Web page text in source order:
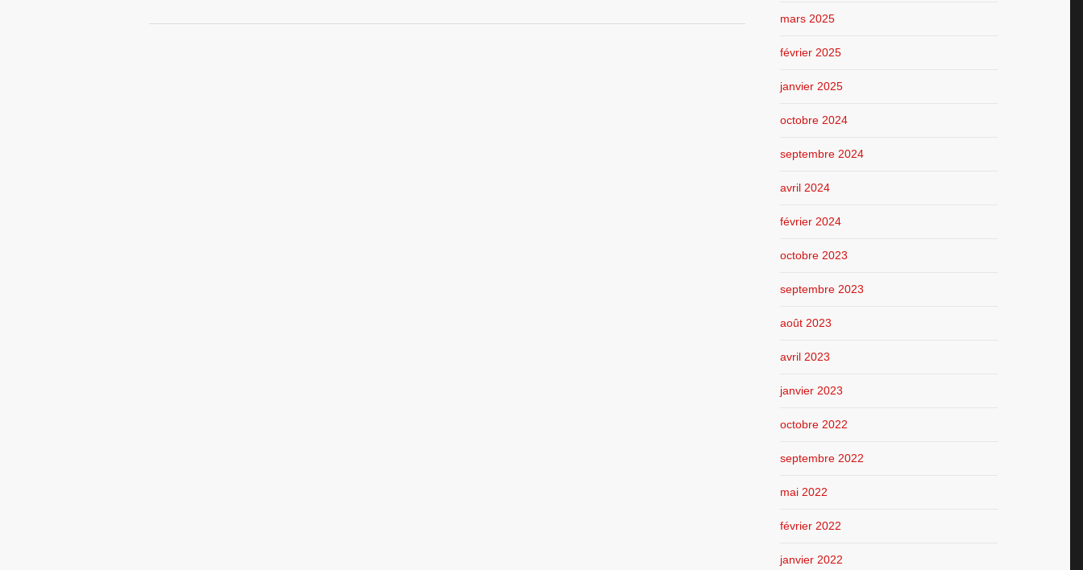
mars 2025
février 2025
janvier 2025
octobre 2024
septembre 2024
avril 2024
février 2024
octobre 2023
septembre 2023
août 2023
avril 2023
janvier 2023
octobre 2022
septembre 2022
mai 2022
février 2022
janvier 2022